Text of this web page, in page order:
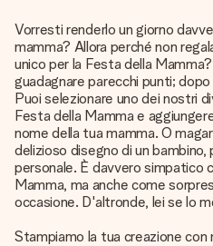
Vorresti renderlo un giorno
mamma? Allora perché non
unico per la Festa della
guadagnare parecchi punti;
Puoi selezionare uno dei nostri
Festa della Mamma e
nome della tua mamma. O
delizioso disegno di un bambino,
personale. È davvero simpatico
Mamma, ma anche come
occasione. D'altronde, lei se lo
Stampiamo la tua creazione